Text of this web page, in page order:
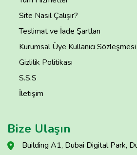
Site Nasıl Çalışır?
Teslimat ve İade Şartları
Kurumsal Üye Kullanıcı Sözleşmesi
Gizlilik Politikası
S.S.S
İletişim
Bize Ulaşın
Building A1, Dubai Digital Park,